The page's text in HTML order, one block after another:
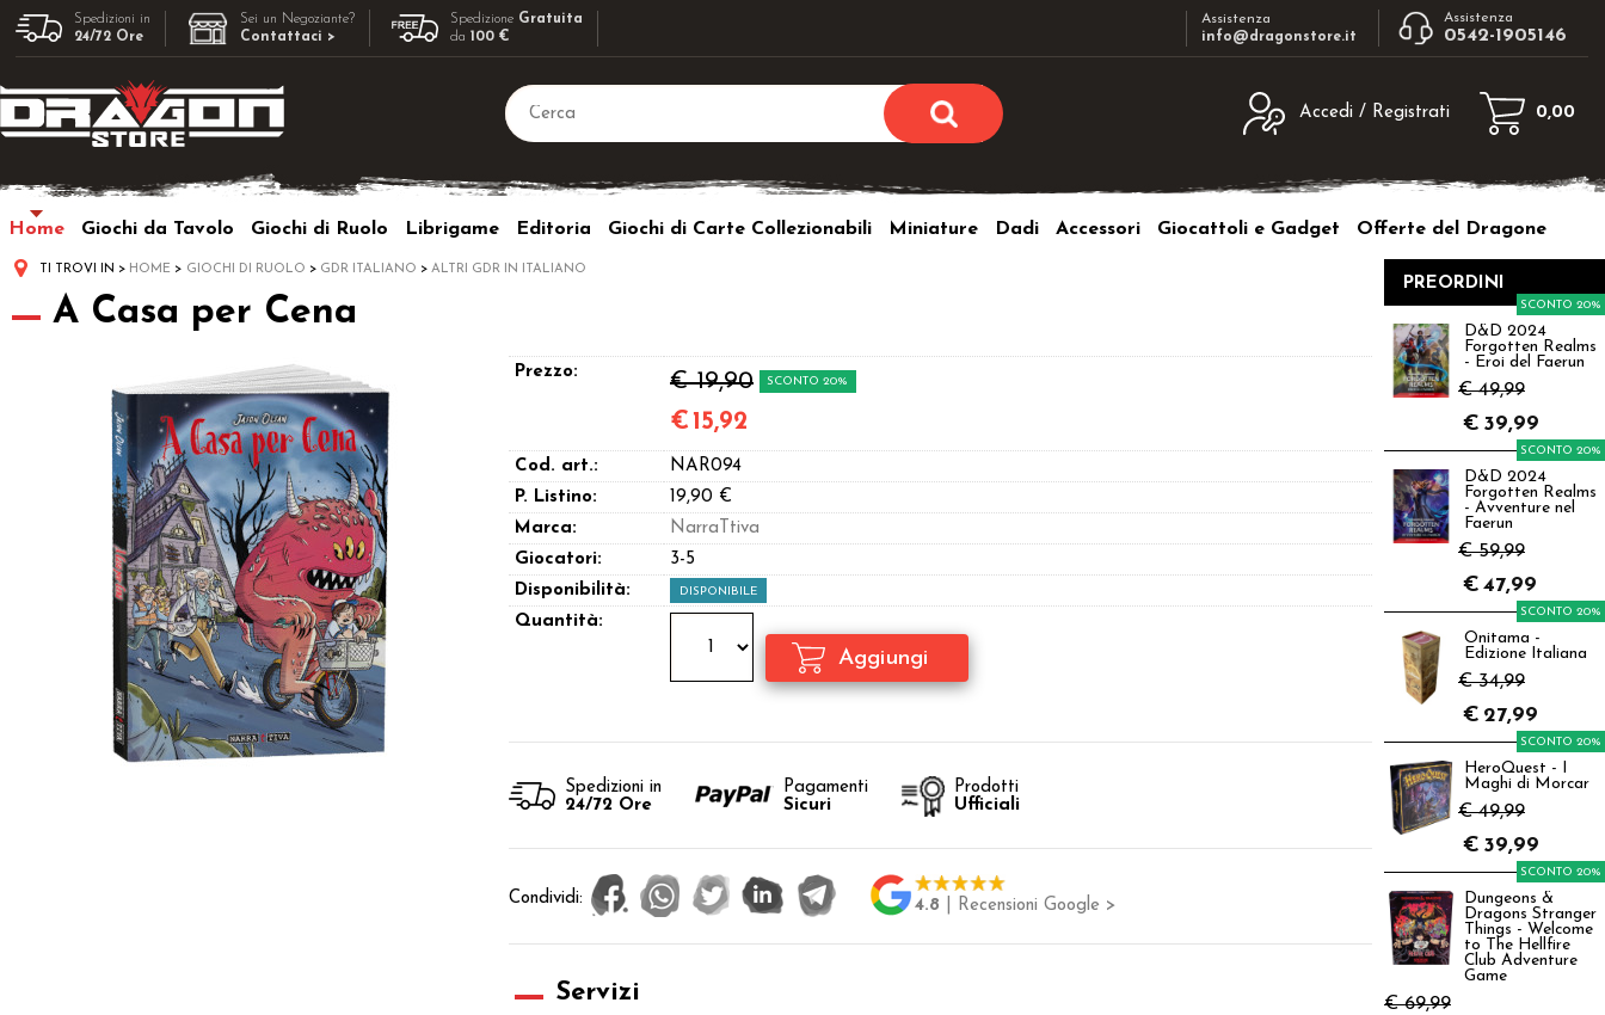
Spedizioni in
24/72 Ore
Sei un Negoziante?
Contattaci >
Spedizione Gratuita
da100 €
Assistenza
info@dragonstore.it
Assistenza
0542-1905146
Accedi / Registrati
utente e la password e poi clicca sul
Password:
sito clicca sul pulsante "Registrati"
0,00
Home Giochi da Tavolo Giochi di Ruolo Librigame Editoria Giochi di Carte Collezionabili Miniature Dadi Accessori Giocattoli e Gadget Offerte del Dragone
TI TROVI IN HOME GIOCHI DI RUOLO GDR ITALIANO ALTRI GDR IN ITALIANO
A Casa per Cena
Prezzo: € 19,90 SCONTO 20%
€ 15,92
Cod. art.:
NAR094
P. Listino:
19,90 €
Marca:
NarraTtiva
Giocatori:
3-5
Disponibilità:
DISPONIBILE
Quantità:
Spedizioni in
24/72 Ore
Pagamenti
Sicuri
Prodotti
Ufficiali
Condividi: 4.8 | Recensioni Google >
Servizi
PREORDINI
D&D 2024
Forgotten Realms
- Eroi del Faerun
€ 49,99
SCONTO 20%
€ 39,99
D&D 2024
Forgotten Realms
- Avventure nel
Faerun
€ 59,99
SCONTO 20%
€ 47,99
Onitama -
Edizione Italiana
€ 34,99
SCONTO 20%
€ 27,99
HeroQuest - I
Maghi di Morcar
€ 49,99
SCONTO 20%
€ 39,99
Dungeons &
Dragons Stranger
Things - Welcome
to The Hellfire
Club Adventure
Game
€ 69,99
SCONTO 20%